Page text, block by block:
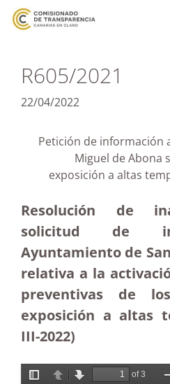
R605/2021
22/04/2022
Petición de información
Miguel de Abona
exposición a altas
Resolución de
solicitud de
Ayuntamiento de
relativa a la
preventivas de
exposición a altas
III-2022)